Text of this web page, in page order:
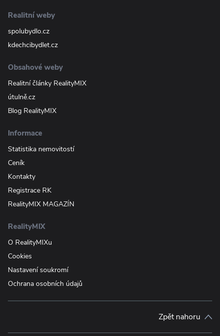
Realitní weby
spolubydlo.cz
kdechcibydlet.cz
Obsahové weby
Realitní články RealityMIX
útulně.cz
Blog RealityMIX
Informace
Statistika nemovitostí
Ceník
Kontakty
Registrace RK
RealityMIX MAGAZÍN
RealityMIX
O RealityMIXu
Cookies
Nastavení soukromí
Ochrana osobních údajů
Zpět nahoru